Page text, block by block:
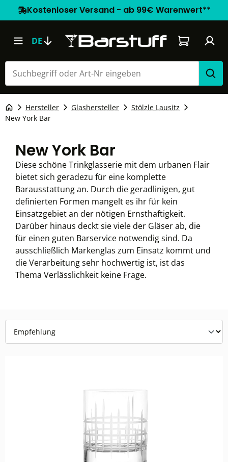
Kostenloser Versand - ab 99€ Warenwert**
DE Warenkorb
Hersteller Glashersteller
Stölzle Lausitz
New York Bar
New York Bar
Diese schöne Trinkglasserie mit dem urbanen Flair
bietet sich geradezu für eine komplette
Barausstattung an. Durch die geradlinigen, gut
definierten Formen mangelt es ihr für kein
Einsatzgebiet an der nötigen Ernsthaftigkeit.
Darüber hinaus deckt sie viele der Gläser ab, die
für einen guten Barservice notwendig sind. Da
ausschließlich Markenglas zum Einsatz kommt und
die Verarbeitung sehr hochwertig ist, ist das
Thema Verlässlichkeit keine Frage.